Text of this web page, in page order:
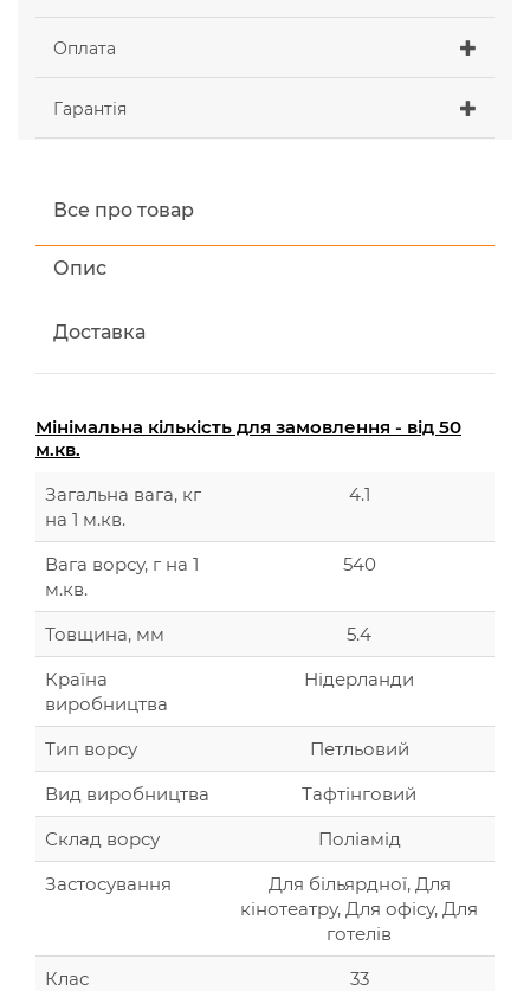
Оплата
Гарантія
Все про товар
Опис
Доставка
Мінімальна кількість для замовлення - від 50
м.кв.
Загальна вага, кг
на 1 м.кв.
4.1
Вага ворсу, г на 1
м.кв.
540
Товщина, мм
5.4
Країна
виробництва
Нідерланди
Тип ворсу
Петльовий
Вид виробництва
Тафтінговий
Склад ворсу
Поліамід
Застосування
Для більярдної, Для
кінотеатру, Для офісу, Для
готелів
Клас
33